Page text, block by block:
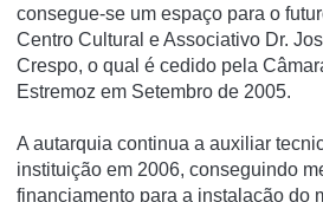
consegue-se um espaço para o
Centro Cultural e Associativo Dr.
Crespo, o qual é cedido pela
Estremoz em Setembro de 2005.
A autarquia continua a auxiliar
instituição em 2006, conseguindo
financiamento para a instalação do